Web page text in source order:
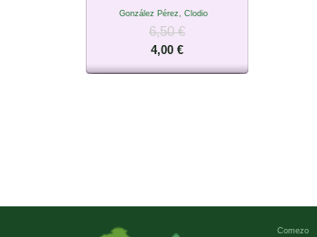
González Pérez, Clodio
6,50 €
4,00 €
Comezo